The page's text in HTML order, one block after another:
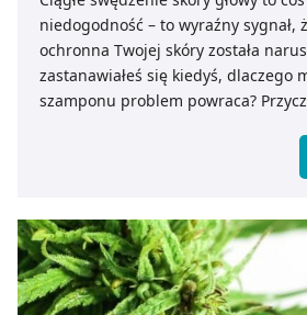
niedogodność – to wyraźny
ochronna Twojej skóry została
zastanawiałeś się kiedyś, dlaczego
szamponu problem powraca?
drożdżaków i stresu, aż po ukryte
ogólnoustrojowe, takie jak
rozkładamy świąd na czynniki
jak odróżnić zwykłe przesuszenie od
zapalenia skóry, kiedy domowe
jakie składniki w kosmetykach